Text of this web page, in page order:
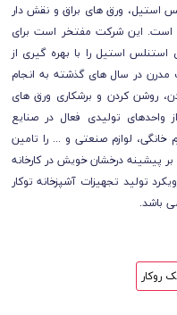
استیل، ورق های براق و نقش دار
است. این شرکت مفتخر است برای
استنلس استیل را با بهره گیری از
در سال های گذشته به انجام
روشن کردن و برشکاری ورق های
واحدهای تولیدی فعال در صنایع
خانگی، لوازم صنعتی و ... را تامین
پیشینه درخشان خویش در کارخانه
مترمربع و با رویکرد تولید تجهیزات آشپزخانه توکار
باشد.
روکار